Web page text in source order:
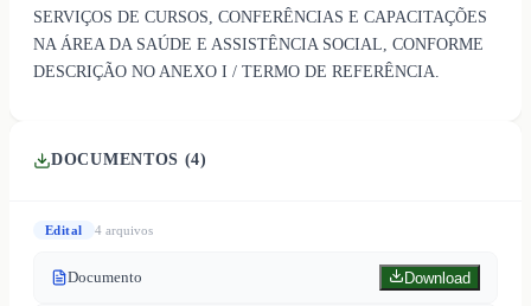
SERVIÇOS DE CURSOS, CONFERÊNCIAS E CAPACITAÇÕES
NA ÁREA DA SAÚDE E ASSISTÊNCIA SOCIAL, CONFORME
DESCRIÇÃO NO ANEXO I / TERMO DE REFERÊNCIA.
DOCUMENTOS (4)
Edital 4arquivos
Documento Download